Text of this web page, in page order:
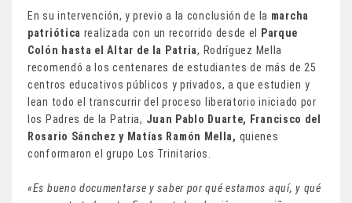
En su intervención, y previo a la conclusión de la marcha
patriótica realizada con un recorrido desde el
Parque
Colón hasta el Altar de la Patria, Rodríguez Mella
recomendó a los centenares de estudiantes de más de 25
centros educativos públicos y privados, a que estudien y
lean todo el transcurrir del proceso liberatorio iniciado por
los Padres de la Patria, Juan Pablo Duarte, Francisco del
Rosario Sánchez y Matías Ramón Mella, quienes
conformaron el grupo Los Trinitarios.
«Es bueno documentarse y saber por qué estamos aquí, y qué